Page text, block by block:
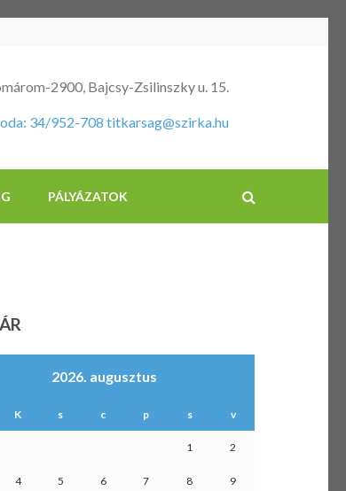
Iskola és Óvoda
2900, Bajcsy-Zsilinszky u. 15.
34/952-708 titkarsag@szirka.hu
PÁLYÁZATOK
2026. augusztus
K s c p s v
1 2
4 5 6 7 8 9